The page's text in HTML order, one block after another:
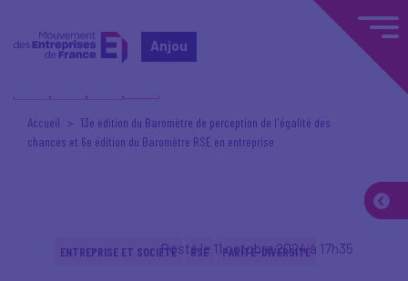
Anjou
Accueil
13e édition du Baromètre de perception de l'égalité des
chances et 6e édition du Baromètre RSE en entreprise
Posté le 11 octobre 2024 à 17h35
ENTREPRISE ET SOCIÉTÉ RSE PARITÉ-DIVERSITÉ